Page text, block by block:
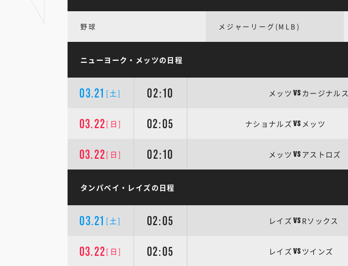
野球 メジャーリーグ(MLB)
ニューヨーク・メッツの日程
03.21 [土] 02:10 メッツ VS カージナルス
03.22 [日] 02:05 ナショナルズ VS メッツ
03.22 [日] 02:10 メッツ VS アストロズ
タンパベイ・レイズの日程
03.21 [土] 02:05 レイズ VS Rソックス
03.22 [日] 02:05 レイズ VS ツインズ